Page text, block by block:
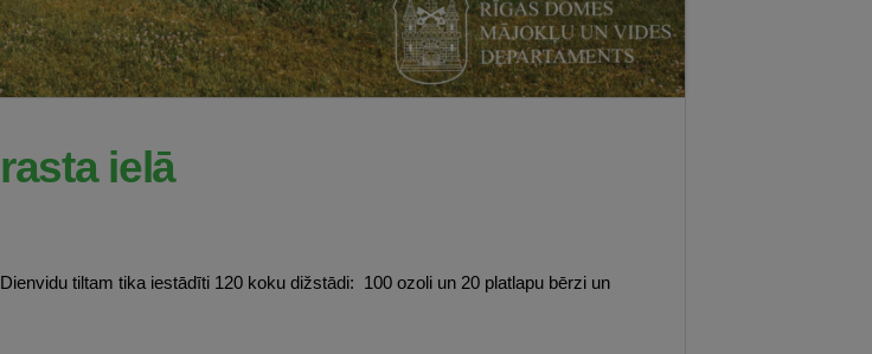
ielā
tiltam tika iestādīti 120 koku dižstādi: 100 ozoli un 20 platlapu bērzi un